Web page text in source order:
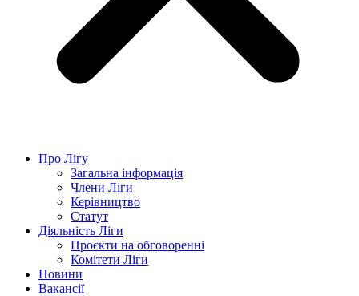
Про Лігу
Загальна інформація
Члени Ліги
Керівництво
Статут
Діяльність Ліги
Проєкти на обговоренні
Комітети Ліги
Новини
Вакансії